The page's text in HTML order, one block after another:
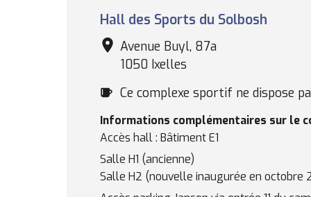
Complexe
sportif
Hall des Sports du Solbosh
Avenue Buyl, 87a
1050 Ixelles
Cafétéria
Ce complexe sportif ne dispose
Informations complémentaires sur le
Accès hall : Bâtiment E1
Salle H1 (ancienne)
Salle H2 (nouvelle inaugurée en octobre